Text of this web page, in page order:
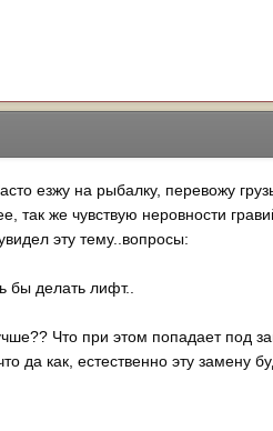
езжу на рыбалку, перевожу
так же чувствую неровности
эту тему..вопросы:
бы делать лифт..
Что при этом попадает под
как, естественно эту замену